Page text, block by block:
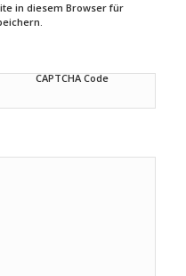
in diesem Browser für
CAPTCHA Code